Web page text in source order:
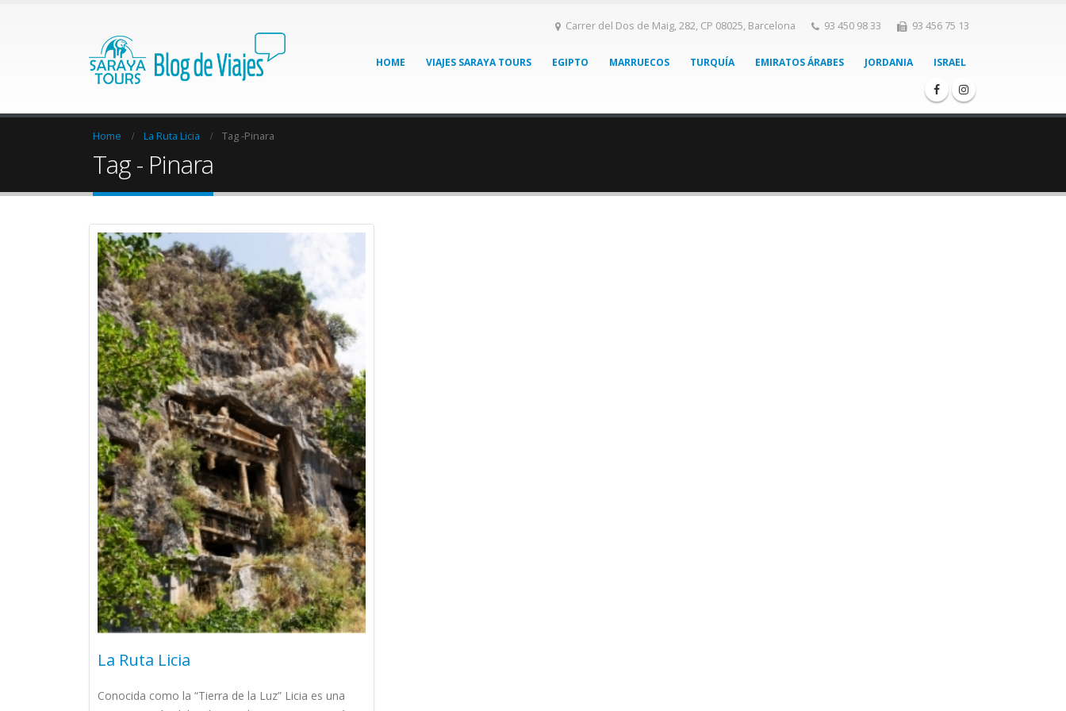
Carrer del Dos de Maig, 282, CP 08025, Barcelona 93 450 98 33 93 456 75 13
HOME VIAJES SARAYA TOURS EGIPTO MARRUECOS TURQUÍA EMIRATOS ÁRABES JORDANIA ISRAEL
Home La Ruta Licia Tag -Pinara
Tag - Pinara
La Ruta Licia
Conocida como la “Tierra de la Luz” Licia es una